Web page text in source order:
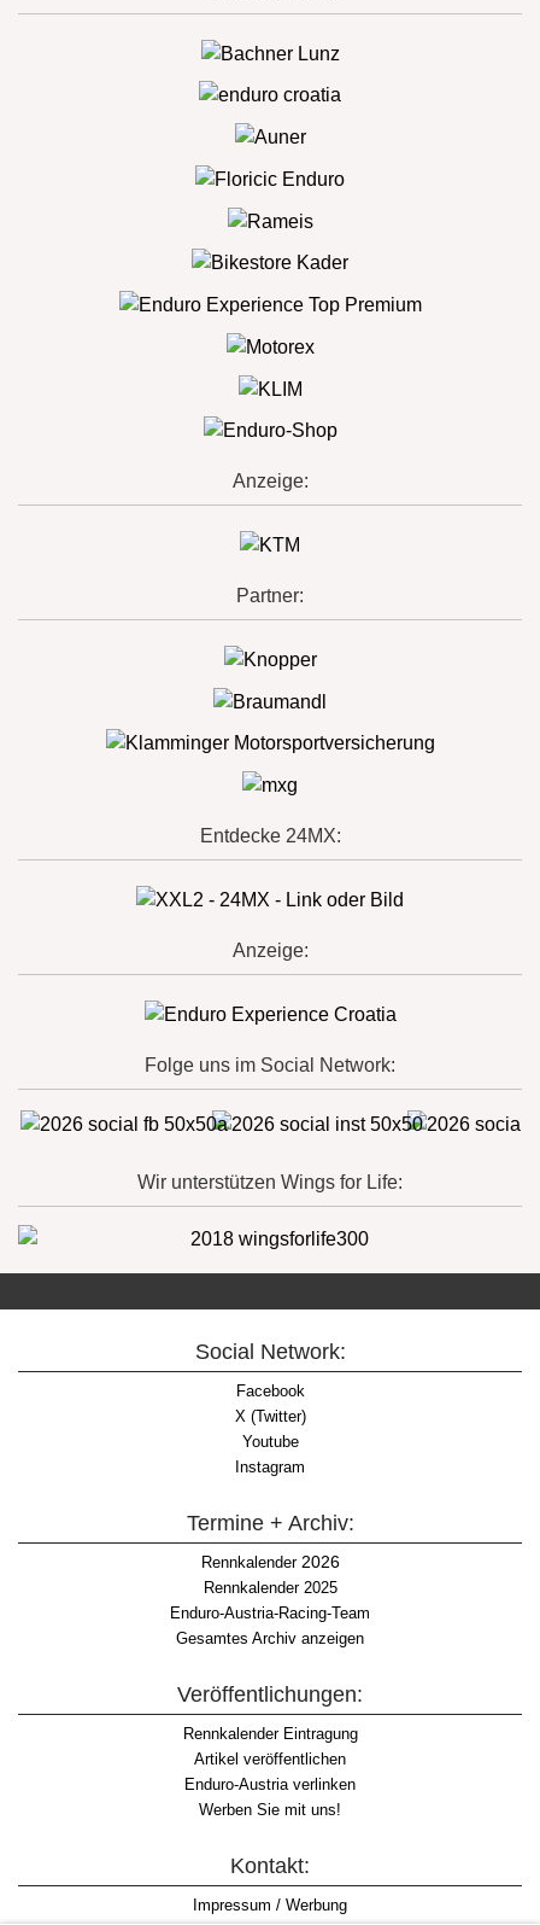
Anzeige:
Partner:
Entdecke 24MX:
Anzeige:
Folge uns im Social Network:
Wir unterstützen Wings for Life:
Social Network:
Facebook
X (Twitter)
Youtube
Instagram
Termine + Archiv:
Rennkalender2026
Rennkalender 2025
Enduro-Austria-Racing-Team
Gesamtes Archiv anzeigen
Veröffentlichungen:
Rennkalender Eintragung
Artikel veröffentlichen
Enduro-Austria verlinken
Werben Sie mit uns!
Kontakt:
Impressum / Werbung